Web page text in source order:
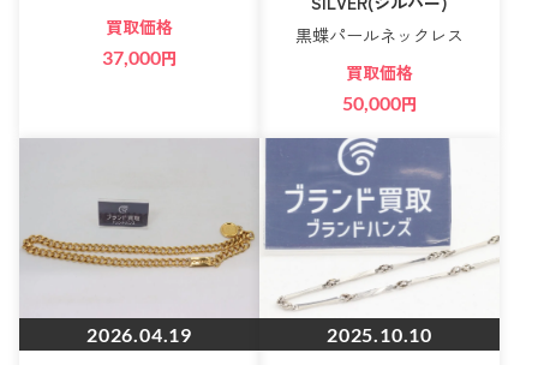
買取価格
37,000円
黒蝶パールネックレス
買取価格
50,000円
2026.04.19 2025.10.10